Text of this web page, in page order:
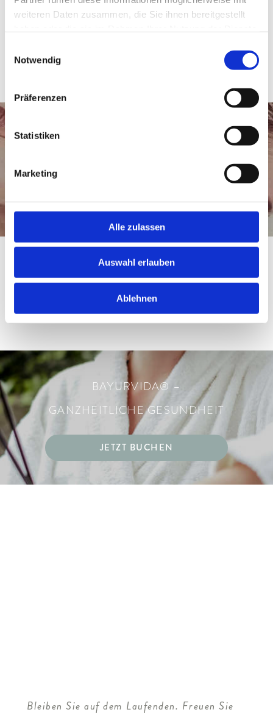
weiteren Daten zusammen, die Sie ihnen bereitgestellt
Notwendig
Präferenzen
Statistiken
Marketing
Alle zulassen
Auswahl erlauben
Ablehnen
BAYURVIDA® –
GANZHEITLICHE GESUNDHEIT
JETZT BUCHEN
Bleiben Sie auf dem Laufenden. Freuen Sie